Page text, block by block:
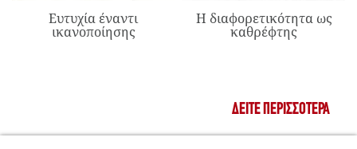
Ευτυχία έναντι
ικανοποίησης
Η διαφορετικότητα ως
καθρέφτης
ΔΕΊΤΕ ΠΕΡΙΣΣΌΤΕΡΑ